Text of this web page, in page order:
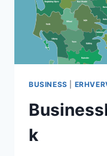
BUSINESS
k